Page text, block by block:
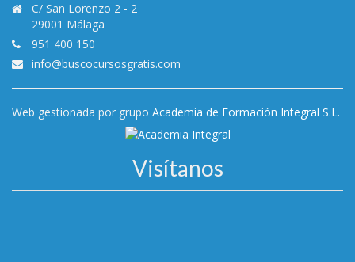
C/ San Lorenzo 2 - 2
29001 Málaga
951 400 150
info@buscocursosgratis.com
Web gestionada por grupo Academia de Formación Integral S.L.
Visítanos